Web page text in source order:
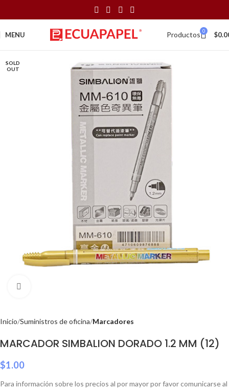
MENU Productos 0 $
SOLD
OUT
Inicio Suministros de oficina Marcadores
MARCADOR SIMBALION DORADO 1.2 MM (12)
$1.00
Para información sobre los precios al por mayor por favor comunicarse al